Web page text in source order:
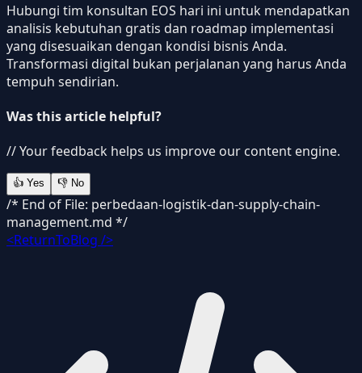
Hubungi tim konsultan EOS hari ini untuk mendapatkan
analisis kebutuhan gratis dan roadmap implementasi
yang disesuaikan dengan kondisi bisnis Anda.
Transformasi digital bukan perjalanan yang harus Anda
tempuh sendirian.
Was this article helpful?
// Your feedback helps us improve our content engine.
👍 Yes 👎 No
/* End of File: perbedaan-logistik-dan-supply-chain-
management.md */
<ReturnToBlog />